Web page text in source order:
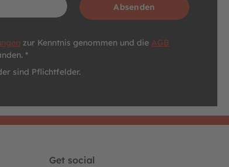
Absenden
zur Kenntnis genommen und die AGB
*
sind Pflichtfelder.
Get social